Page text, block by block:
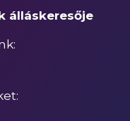
álláskeresője